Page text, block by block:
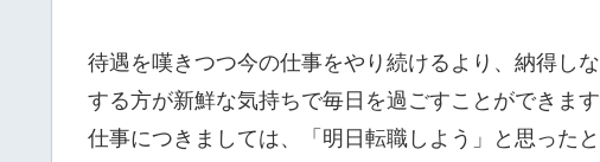
待遇を嘆きつつ今の仕事をやり続けるより、納得し
する方が新鮮な気持ちで毎日を過ごすことができます
仕事につきましては、「明日転職しよう」と思った